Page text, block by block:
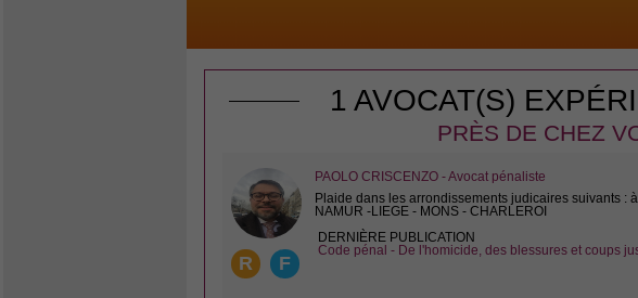
1 AVOCAT(S)
PRÈS DE CHEZ
R F
PAOLO CRISCENZO - Avocat pénaliste
Plaide dans les arrondissements judicaires suivants :
NAMUR -LIEGE - MONS - CHARLEROI
DERNIÈRE PUBLICATION
Code pénal - De l'homicide, des blessures et coups